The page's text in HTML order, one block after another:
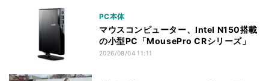
PC本体
マウスコンピューター、Intel N150搭載
の小型PC「MousePro CRシリーズ」
2026/08/04 11:11